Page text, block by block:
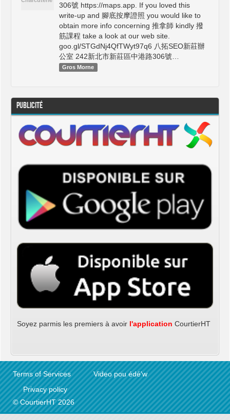
306號 https://maps.app. If you loved this
write-up and 腳底按摩證照 you would like to
obtain more info concerning 推拿師 kindly 撥
筋課程 take a look at our web site.
goo.gl/STGdNj4QfTWyt97q6 八拓SEO新莊辦
公室 242新北市新莊區中港路306號…
Gros Morne
Publicité
Soyez parmis les premiers à avoir l'application CourtierHT
Terms of Services
Video pou édé'w
Privacy policy
© CourtierHT 2026